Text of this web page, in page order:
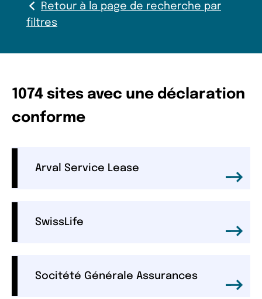
Retour à la page de recherche par
filtres
1074 sites avec une déclaration
conforme
Arval Service Lease
SwissLife
Socitété Générale Assurances